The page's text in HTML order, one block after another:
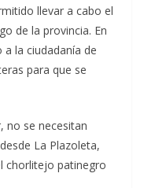
llevar a cabo el
de la provincia. En
la ciudadanía de
para que se
no se necesitan
La Plazoleta,
chorlitejo patinegro